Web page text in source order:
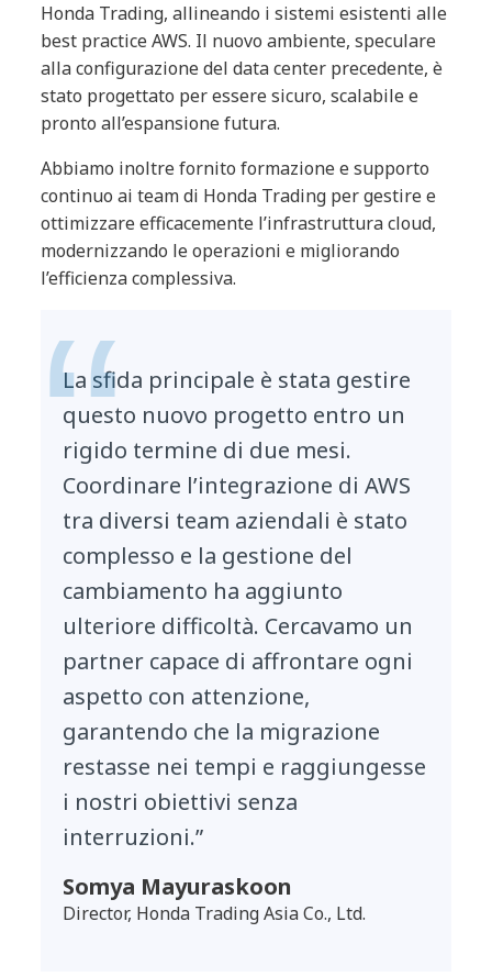
Honda Trading, allineando i sistemi esistenti alle
best practice AWS. Il nuovo ambiente, speculare
alla configurazione del data center precedente, è
stato progettato per essere sicuro, scalabile e
pronto all’espansione futura.
Abbiamo inoltre fornito formazione e supporto
continuo ai team di Honda Trading per gestire e
ottimizzare efficacemente l’infrastruttura cloud,
modernizzando le operazioni e migliorando
l’efficienza complessiva.
La sfida principale è stata gestire
questo nuovo progetto entro un
rigido termine di due mesi.
Coordinare l’integrazione di AWS
tra diversi team aziendali è stato
complesso e la gestione del
cambiamento ha aggiunto
ulteriore difficoltà. Cercavamo un
partner capace di affrontare ogni
aspetto con attenzione,
garantendo che la migrazione
restasse nei tempi e raggiungesse
i nostri obiettivi senza
interruzioni.”
Somya Mayuraskoon
Director, Honda Trading Asia Co., Ltd.